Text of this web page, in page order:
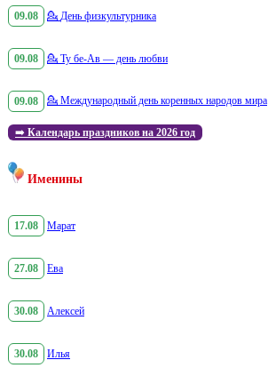
09.08 💁 День физкультурника
09.08 💁 Ту бе-Ав — день любви
09.08 💁 Международный день коренных народов мира
➡️ Календарь праздников на 2026 год
Именины
17.08 Марат
27.08 Ева
30.08 Алексей
30.08 Илья